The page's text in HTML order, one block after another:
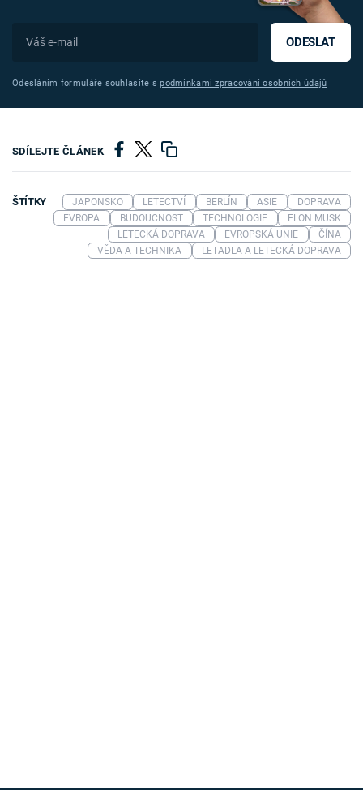
ODESLAT
Odesláním formuláře souhlasíte spodmínkami zpracování osobních údajů
SDÍLEJTE ČLÁNEK
ŠTÍTKY JAPONSKO LETECTVÍ BERLÍN ASIE
DOPRAVA
EVROPA
BUDOUCNOST TECHNOLOGIE
ELON MUSK
LETECKÁ DOPRAVA
EVROPSKÁ UNIE
ČÍNA
VĚDA A TECHNIKA
LETADLA A LETECKÁ DOPRAVA